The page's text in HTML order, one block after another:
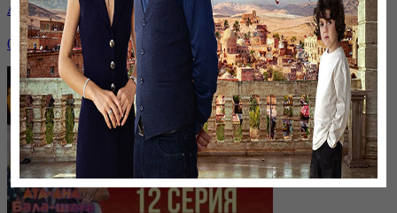
Ата-ана, Бала-шаға | 13 серия
03 октября, 10:13